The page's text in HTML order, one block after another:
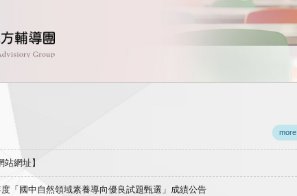
more
站網址】
「國中自然領域素養導向優良試題甄選」成績公告